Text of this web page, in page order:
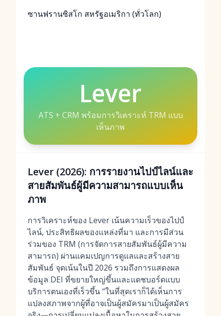
ซานฟรานซิสโก สหรัฐอเมริกา (ทั่วโลก)
Lever
ATS + CRM พร้อมการวิเคราะห์ TRM แบบ
เห็นภาพ
Lever (2026): การรายงานไปป์ไลน์และ
สายสัมพันธ์ผู้มีความสามารถแบบเห็น
ภาพ
การวิเคราะห์ของ Lever เน้นความเร็วของไปป์
ไลน์, ประสิทธิผลของแหล่งที่มา และการมีส่วน
ร่วมของ TRM (การจัดการสายสัมพันธ์ผู้มีความ
สามารถ) ผ่านแคมเปญการดูแลและสร้างสาย
สัมพันธ์ จุดเน้นในปี 2026 รวมถึงการแสดงผล
ข้อมูล DEI ที่ขยายใหญ่ขึ้นและแดชบอร์ดแบบ
บริการตนเองที่เร็วขึ้น “ในที่สุดเราก็ได้เห็นการ
แปลงสภาพจากผู้ที่อาจเป็นผู้สมัครมาเป็นผู้สมัคร